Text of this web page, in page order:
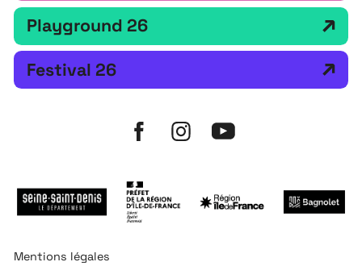
Playground 26
Festival 26
Mentions légales